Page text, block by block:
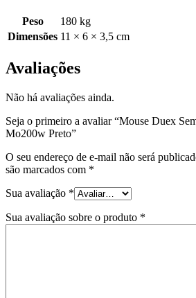
Peso
180 kg
Dimensões 11 × 6 × 3,5 cm
Avaliações
Não há avaliações ainda.
Seja o primeiro a avaliar “Mouse Duex
Mo200w Preto”
O seu endereço de e-mail não será
são marcados com *
Sua avaliação *
Sua avaliação sobre o produto *